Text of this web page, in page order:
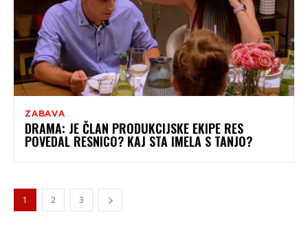
ZABAVA
DRAMA: JE ČLAN PRODUKCIJSKE EKIPE RES
POVEDAL RESNICO? KAJ STA IMELA S TANJO?
1 2 3